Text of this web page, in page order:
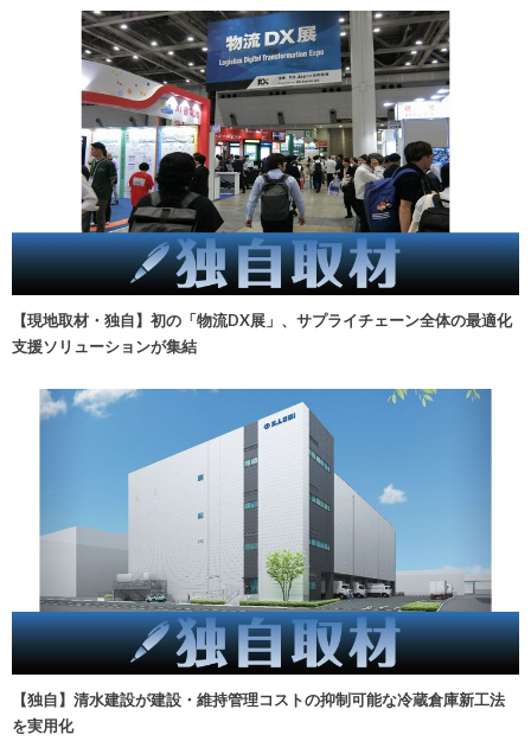
【現地取材・独自】初の「物流DX展」、サプライチェーン全体の最適化
支援ソリューションが集結
【独自】清水建設が建設・維持管理コストの抑制可能な冷蔵倉庫新工法
を実用化